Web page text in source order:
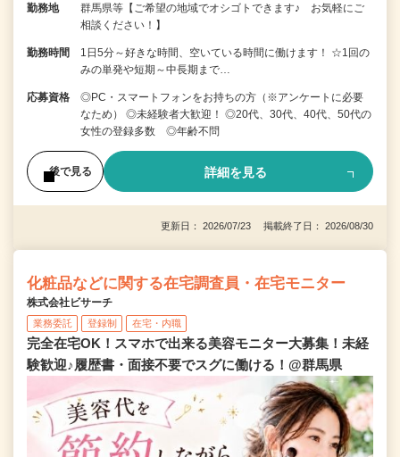
勤務地
群馬県等【ご希望の地域でオシゴトできます♪ お気軽にご
相談ください！】
勤務時間
1日5分～好きな時間、空いている時間に働けます！ ☆1回の
みの単発や短期～中長期まで…
応募資格
◎PC・スマートフォンをお持ちの方（※アンケートに必要
なため） ◎未経験者大歓迎！ ◎20代、30代、40代、50代の
女性の登録多数 ◎年齢不問
後で見る 詳細を見る
更新日： 2026/07/23 掲載終了日： 2026/08/30
化粧品などに関する在宅調査員・在宅モニター
株式会社ビサーチ
業務委託 登録制 在宅・内職
完全在宅OK！スマホで出来る美容モニター大募集！未経
験歓迎♪履歴書・面接不要でスグに働ける！@群馬県